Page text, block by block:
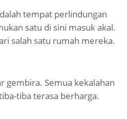
tempat perlindungan
satu di sini masuk akal.
salah satu rumah mereka.
gembira. Semua kekalahan
tiba terasa berharga.